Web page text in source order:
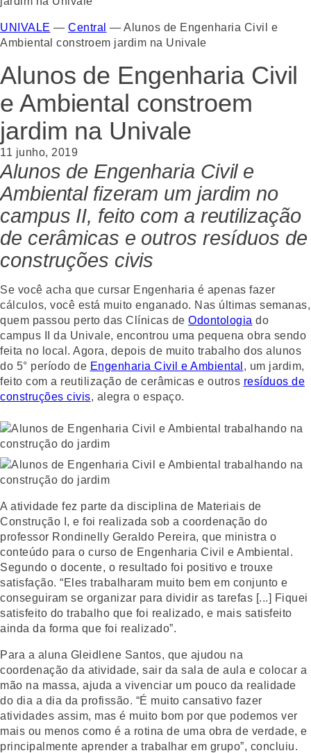
UNIVALE — Central — Alunos de Engenharia Civil e
Ambiental constroem jardim na Univale
Alunos de Engenharia Civil
e Ambiental constroem
jardim na Univale
11 junho, 2019
Alunos de Engenharia Civil e
Ambiental fizeram um jardim no
campus II, feito com a reutilização
de cerâmicas e outros resíduos de
construções civis
Se você acha que cursar Engenharia é apenas fazer
cálculos, você está muito enganado. Nas últimas semanas,
quem passou perto das Clínicas de Odontologia do
campus II da Univale, encontrou uma pequena obra sendo
feita no local. Agora, depois de muito trabalho dos alunos
do 5° período de Engenharia Civil e Ambiental , um jardim,
feito com a reutilização de cerâmicas e outros resíduos de
construções civis, alegra o espaço.
A atividade fez parte da disciplina de Materiais de
Construção I, e foi realizada sob a coordenação do
professor Rondinelly Geraldo Pereira, que ministra o
conteúdo para o curso de Engenharia Civil e Ambiental.
Segundo o docente, o resultado foi positivo e trouxe
satisfação. “Eles trabalharam muito bem em conjunto e
conseguiram se organizar para dividir as tarefas [...] Fiquei
satisfeito do trabalho que foi realizado, e mais satisfeito
ainda da forma que foi realizado”.
Para a aluna Gleidlene Santos, que ajudou na
coordenação da atividade, sair da sala de aula e colocar a
mão na massa, ajuda a vivenciar um pouco da realidade
do dia a dia da profissão. “É muito cansativo fazer
atividades assim, mas é muito bom por que podemos ver
mais ou menos como é a rotina de uma obra de verdade, e
principalmente aprender a trabalhar em grupo”, concluiu.